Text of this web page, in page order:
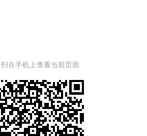
在手机上查看当前页面